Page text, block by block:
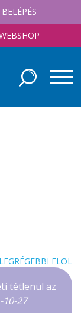
BELÉPÉS
LEGRÉGEBBI ELÖL
tétlenül az
10-27